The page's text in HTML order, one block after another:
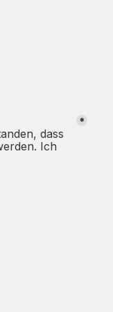
dass
Ich
*